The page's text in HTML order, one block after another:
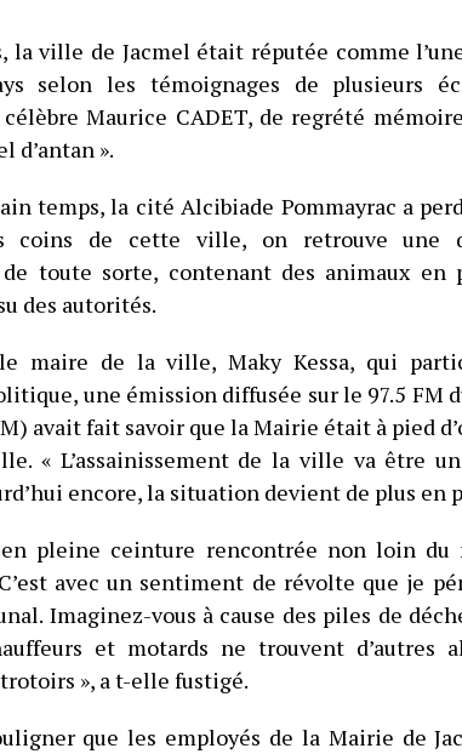
la ville de Jacmel était réputée comme
selon les témoignages de plusieurs
Maurice CADET, de regrété
d’antan ».
temps, la cité Alcibiade Pommayrac a
coins de cette ville, on retrouve une
de toute sorte, contenant des animaux
des autorités.
maire de la ville, Maky Kessa, qui
une émission diffusée sur le 97.5 FM
avait fait savoir que la Mairie était à pied
« L’assainissement de la ville va être
encore, la situation devient de plus en
pleine ceinture rencontrée non loin du
avec un sentiment de révolte que je
Imaginez-vous à cause des piles de
et motards ne trouvent d’autres
», a t-elle fustigé.
que les employés de la Mairie de